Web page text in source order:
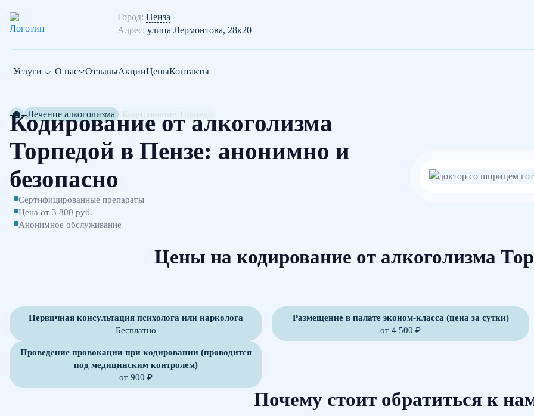
Город: Пенза
Адрес: улица Лермонтова, 28к20
Услуги О нас ОтзывыАкцииЦеныКонтакты
Лечение алкоголизма
Кодирование от алкоголизма
Торпедой в Пензе: анонимно и
безопасно
Сертифицированные препараты
Цена от 3 800 руб.
Анонимное обслуживание
Цены на кодирование от алкоголизма
Первичная консультация психолога или нарколога
Бесплатно
Размещение в палате эконом-класса (цена за сутки)
от 4 500 ₽
Проведение провокации при кодировании (проводится
под медицинским контролем)
от 900 ₽
Почему стоит обратиться к